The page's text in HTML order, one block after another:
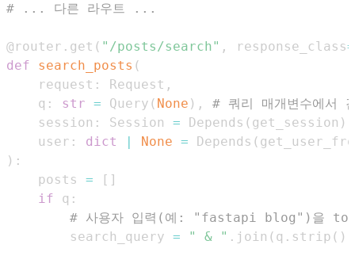
# ... 다른 라우트 ...
@router . get ( "/posts/search" , response_class=
def
search_posts (
    request
: Request ,
    q
: str = Query ( None ) ,
# 쿼리 매개변수에서
    session
: Session = Depends ( get_session )
    user
: dict None = Depends (
) :
    posts
= [ ]
if q :
# 사용자 입력(예: "fastapi blog")을
        search_query
= " & " . join ( q . strip ( )